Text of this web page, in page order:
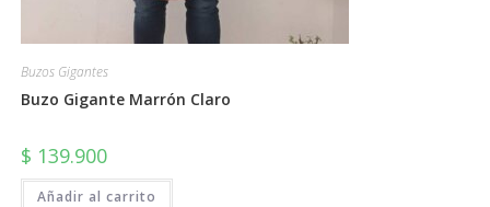
Buzos Gigantes
Buzo Gigante Marrón Claro
$ 139.900
Añadir al carrito